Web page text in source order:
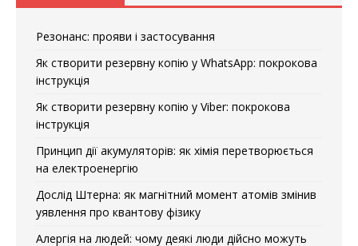
Резонанс: прояви і застосування
Як створити резервну копію у WhatsApp: покрокова
інструкція
Як створити резервну копію у Viber: покрокова
інструкція
Принцип дії акумуляторів: як хімія перетворюється
на електроенергію
Дослід Штерна: як магнітний момент атомів змінив
уявлення про квантову фізику
Алергія на людей: чому деякі люди дійсно можуть